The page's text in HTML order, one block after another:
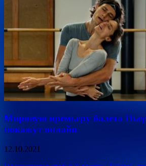
Мировую премьеру балета
покажут онлайн
12.10.2021